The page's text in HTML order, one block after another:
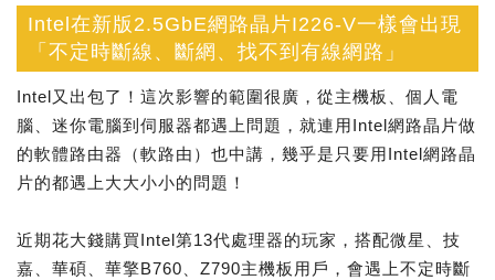
Intel在新版2.5GbE網路晶片I226-V一樣會出現
「不定時斷線、斷網、找不到有線網路」
Intel又出包了！這次影響的範圍很廣，從主機板、個人電
腦、迷你電腦到伺服器都遇上問題，就連用Intel網路晶片做
的軟體路由器（軟路由）也中講，幾乎是只要用Intel網路晶
片的都遇上大大小小的問題！
近期花大錢購買Intel第13代處理器的玩家，搭配微星、技
嘉、華碩、華擎B760、Z790主機板用戶，會遇上不定時斷